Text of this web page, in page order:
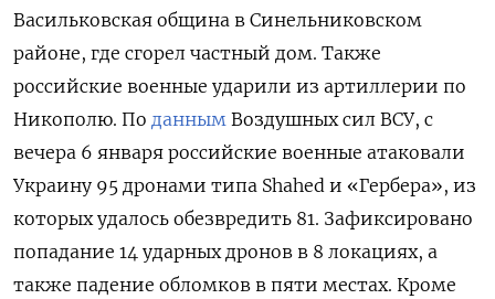
Васильковская община в Синельниковском
районе, где сгорел частный дом. Также
российские военные ударили из артиллерии по
Никополю. По данным Воздушных сил ВСУ, с
вечера 6 января российские военные атаковали
Украину 95 дронами типа Shahed и «Гербера», из
которых удалось обезвредить 81. Зафиксировано
попадание 14 ударных дронов в 8 локациях, а
также падение обломков в пяти местах. Кроме